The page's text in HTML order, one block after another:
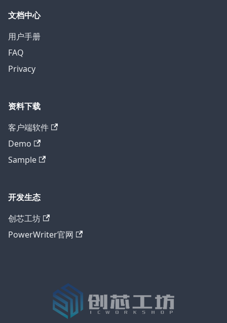
文档中心
用户手册
FAQ
Privacy
资料下载
客户端软件
Demo
Sample
开发生态
创芯工坊
PowerWriter官网